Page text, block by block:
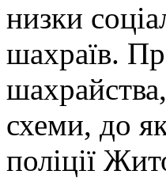
низки
шахраїв.
схеми, до
поліції